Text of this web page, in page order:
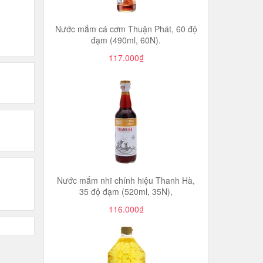
Nước mắm cá cơm Thuận Phát, 60 độ
đạm (490ml, 60N).
117.000₫
Nước mắm nhĩ chính hiệu Thanh Hà,
35 độ đạm (520ml, 35N),
116.000₫